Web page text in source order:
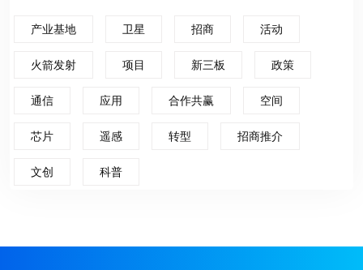
产业基地 卫星 招商 活动
火箭发射 项目 新三板 政策
通信 应用 合作共赢 空间
芯片 遥感 转型 招商推介
文创 科普